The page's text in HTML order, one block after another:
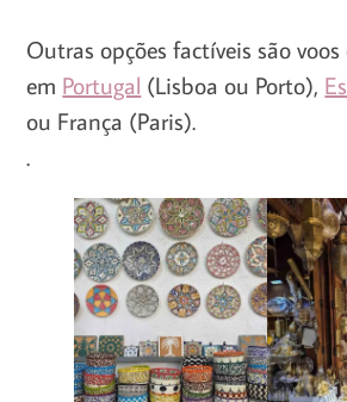
Outras opções factíveis são
em Portugal (Lisboa ou Porto),
ou França (Paris).
.